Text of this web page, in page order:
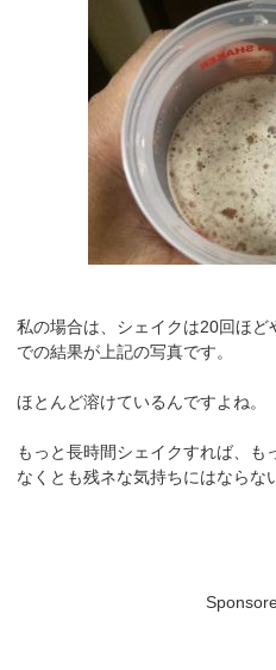
私の場合は、シェイクは20回ほ
での結果が上記の写真です。
ほとんど溶けているんですよね。
もっと長時間シェイクすれば、
なくとも残ネな気持ちにはならな